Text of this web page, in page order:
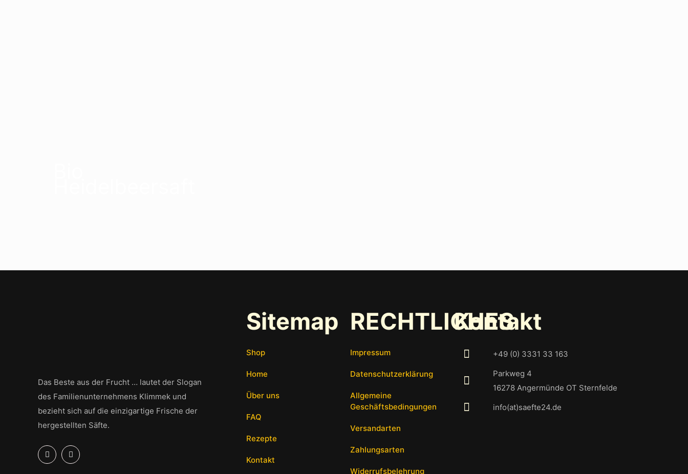
Das Beste aus der Frucht … lautet der Slogan
des Familienunternehmens Klimmek und
bezieht sich auf die einzigartige Frische der
hergestellten Säfte.
Sitemap
Shop
Home
Über uns
FAQ
Rezepte
Kontakt
RECHTLICHES
Impressum
Datenschutzerklärung
Allgemeine
Geschäftsbedingungen
Versandarten
Zahlungsarten
Widerrufsbelehrung
Kontakt
+49 (0) 3331 33 163
Parkweg 4
16278 Angermünde OT Sternfelde
info(at)saefte24.de